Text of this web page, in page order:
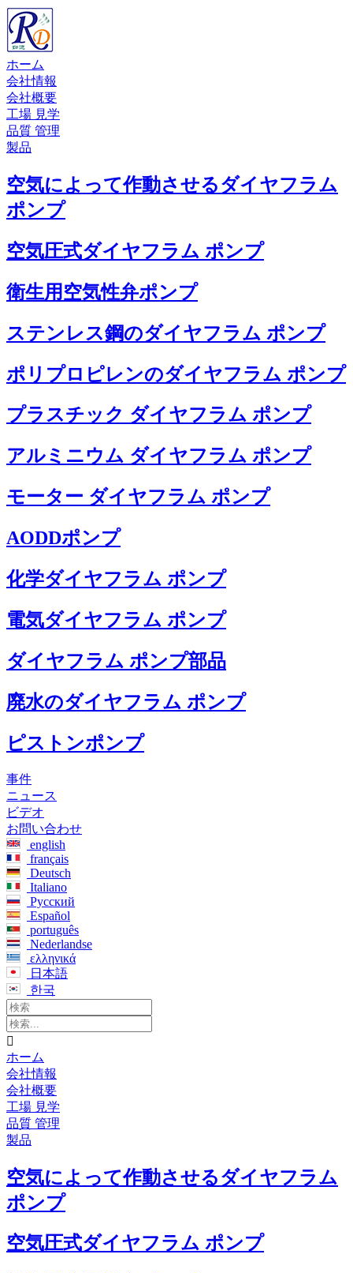
ホーム
会社情報
会社概要
工場 見学
品質 管理
製品
空気によって作動させるダイヤフラム
ポンプ
空気圧式ダイヤフラム ポンプ
衛生用空気性弁ポンプ
ステンレス鋼のダイヤフラム ポンプ
ポリプロピレンのダイヤフラム ポンプ
プラスチック ダイヤフラム ポンプ
アルミニウム ダイヤフラム ポンプ
モーター ダイヤフラム ポンプ
AODDポンプ
化学ダイヤフラム ポンプ
電気ダイヤフラム ポンプ
ダイヤフラム ポンプ部品
廃水のダイヤフラム ポンプ
ピストンポンプ
事件
ニュース
ビデオ
お問い合わせ
english
français
Deutsch
Italiano
Русский
Español
português
Nederlandse
ελληνικά
日本語
한국

ホーム
会社情報
会社概要
工場 見学
品質 管理
製品
空気によって作動させるダイヤフラム
ポンプ
空気圧式ダイヤフラム ポンプ